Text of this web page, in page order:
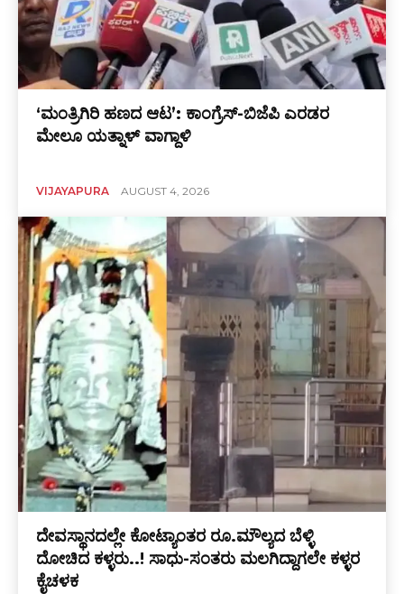
‘ಮಂತ್ರಿಗಿರಿ ಹಣದ ಆಟ’: ಕಾಂಗ್ರೆಸ್-ಬಿಜೆಪಿ ಎರಡರ
ಮೇಲೂ ಯತ್ನಾಳ್ ವಾಗ್ದಾಳಿ
VIJAYAPURA AUGUST 4, 2026
ದೇವಸ್ಥಾನದಲ್ಲೇ ಕೋಟ್ಯಾಂತರ ರೂ.ಮೌಲ್ಯದ ಬೆಳ್ಳಿ
ದೋಚಿದ ಕಳ್ಳರು..! ಸಾಧು-ಸಂತರು ಮಲಗಿದ್ದಾಗಲೇ ಕಳ್ಳರ
ಕೈಚಳಕ